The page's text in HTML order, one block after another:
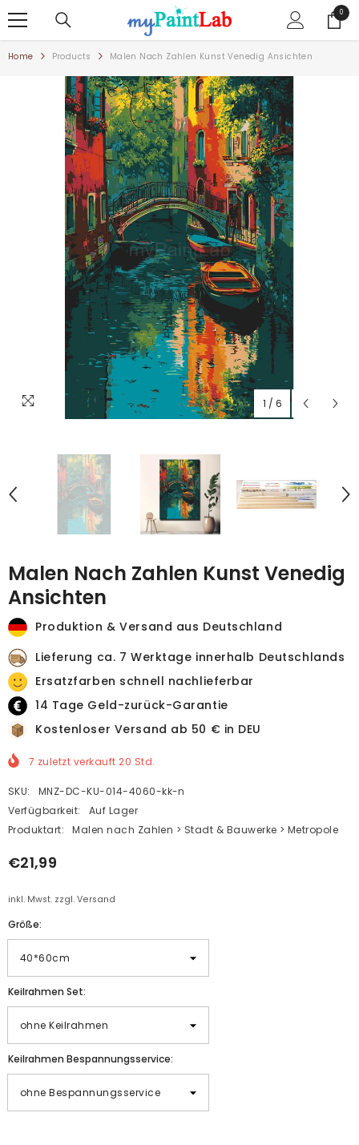
00
Artikel
Home Products Malen Nach Zahlen Kunst Venedig Ansichten
1 / 6
Malen Nach Zahlen Kunst Venedig
Ansichten
Produktion & Versand aus Deutschland
Lieferung ca. 7 Werktage innerhalb Deutschlands
Ersatzfarben schnell nachlieferbar
14 Tage Geld-zurück-Garantie
Kostenloser Versand ab 50 € in DEU
7 zuletzt verkauft20 Std.
SKU:
MNZ-DC-KU-014-4060-kk-n
Verfügbarkeit:
Auf Lager
Produktart:
Malen nach Zahlen > Stadt & Bauwerke > Metropole
€21,99
inkl. Mwst. zzgl. Versand
Größe:
Keilrahmen Set:
Keilrahmen Bespannungsservice: